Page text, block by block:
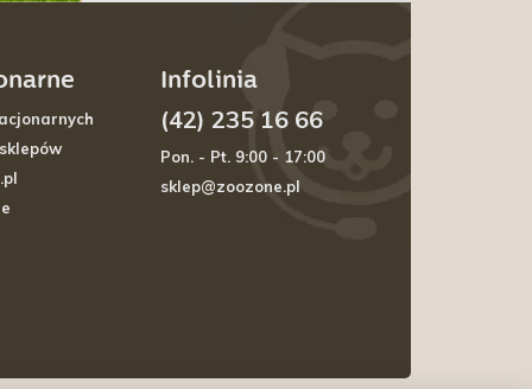
Infolinia
(42) 235 16 66
Pon. - Pt. 9:00 - 17:00
sklep@zoozone.pl